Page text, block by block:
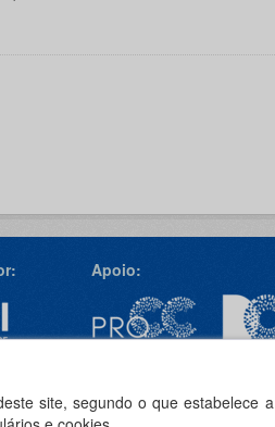
site, segundo o que estabelece a
Apoio:
Idioma